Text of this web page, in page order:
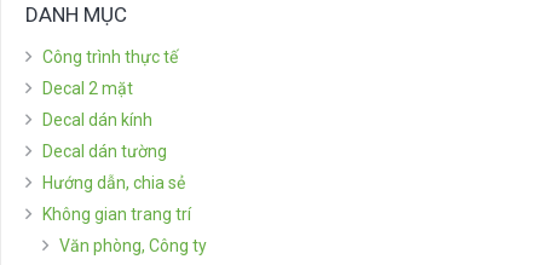
DANH MỤC
Công trình thực tế
Decal 2 mặt
Decal dán kính
Decal dán tường
Hướng dẫn, chia sẻ
Không gian trang trí
Văn phòng, Công ty